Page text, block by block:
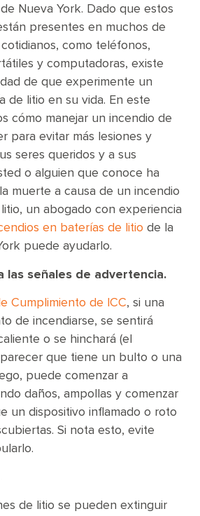
Nueva York. Dado que estos
presentes en muchos de
como teléfonos,
y computadoras, existe
de que experimente un
de litio en su vida. En este
cómo manejar un incendio de
para evitar más lesiones y
seres queridos y a sus
o alguien que conoce ha
muerte a causa de un incendio
un abogado con experiencia
en baterías de litio de la
puede ayudarlo.
las señales de advertencia.
Cumplimiento de ICC, si una
de incendiarse, se sentirá
o se hinchará (el
que tiene un bulto o una
puede comenzar a
daños, ampollas y comenzar
un dispositivo inflamado o roto
Si nota esto, evite
de litio se pueden extinguir